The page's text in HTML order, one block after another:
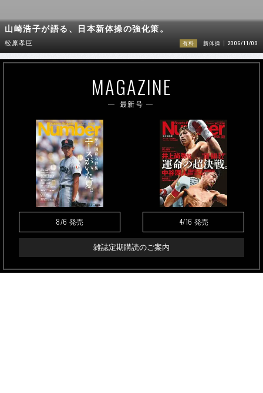
山崎浩子が語る、日本新体操の強化策。
松原孝臣 有料 新体操 2006/11/09
MAGAZINE
最新号
8/6 発売 4/16 発売
雑誌定期購読のご案内